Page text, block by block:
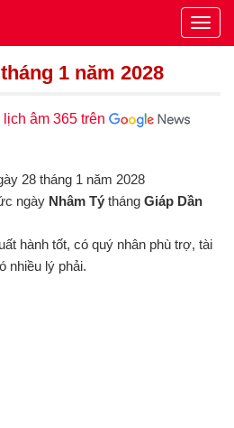
1 năm 2028
âm 365 trên
28 tháng 1 năm 2028
ngày Nhâm Tý tháng Giáp Dần
hành tốt, có quý nhân phù trợ, tài
nhiều lý phải.